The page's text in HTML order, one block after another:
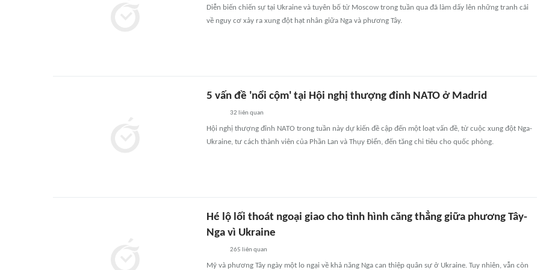
Diễn biến chiến sự tại Ukraine và tuyên bố từ Moscow trong tuần qua đã làm dấy lên những tranh cãi
về nguy cơ xảy ra xung đột hạt nhân giữa Nga và phương Tây.
5 vấn đề 'nổi cộm' tại Hội nghị thượng đỉnh NATO ở Madrid
32 liên quan
Hội nghị thượng đỉnh NATO trong tuần này dự kiến đề cập đến một loạt vấn đề, từ cuộc xung đột Nga-
Ukraine, tư cách thành viên của Phần Lan và Thụy Điển, đến tăng chi tiêu cho quốc phòng.
Hé lộ lối thoát ngoại giao cho tình hình căng thẳng giữa phương Tây-
Nga vì Ukraine
265 liên quan
Mỹ và phương Tây ngày một lo ngại về khả năng Nga can thiệp quân sự ở Ukraine. Tuy nhiên, vẫn còn